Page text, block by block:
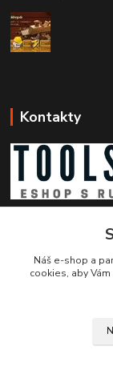
Kontakty
+421 903 204
Náš e-shop a
cookies, aby